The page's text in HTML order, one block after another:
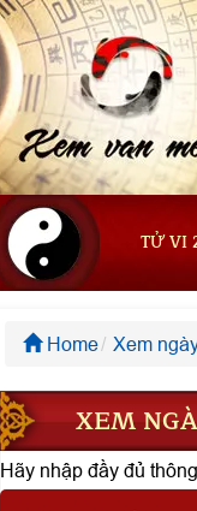
TỬ VI
Home Xem
XEM
Hãy nhập đầy đủ